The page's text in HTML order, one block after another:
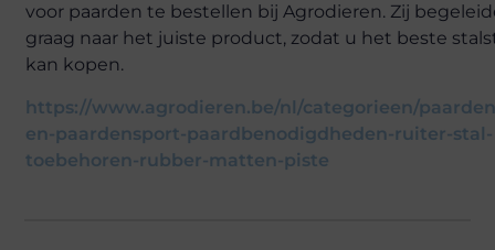
voor paarden te bestellen bij Agrodieren. Zij
graag naar het juiste product, zodat u het beste
kan kopen.
https://www.agrodieren.be/nl/categorieen/
en-paardensport-paardbenodigdheden-ruiter-stal-
toebehoren-rubber-matten-piste